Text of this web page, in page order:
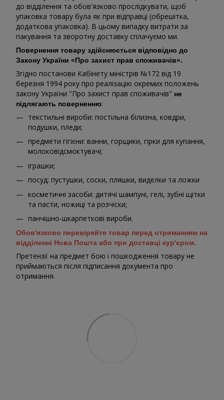
до відділення та обов'язково прослідкувати, щоб
упаковка товару була як при відправці (обрешітка,
додаткова упаковка). В цьому випадку витрати за
пакування та зворотну доставку сплачуємо ми.
Повернення товару здійснюється відповідно до
Закону України «Про захист прав споживачів».
Згідно постанови Кабінету міністрів №172 від 19
березня 1994 року про реалізацію окремих положень
закону України "Про захист прав споживачів" не
підлягають поверненню:
текстильні вироби: постільна білизна, ковдри,
подушки, пледи;
предмети гігієни: ванни, горщики, гірки для купання,
молоковідсмоктувачі;
іграшки;
посуд: пустушки, соски, пляшки, виделки та ложки
косметичні засоби: дитячі шампуні, гелі, зубні щітки
та пасти, ножиці та розчіски;
панчішно-шкарпеткові вироби.
Обов'язково перевіряйте товар перед отриманням на
відділенні Нова Пошта або при доставці кур'єром.
Претензії на предмет бою і пошкодження товару не
приймаються після підписання документа про
отримання.